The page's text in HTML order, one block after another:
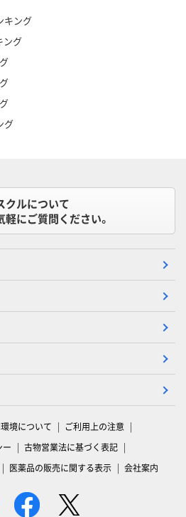
キング
ング
グ
クルについて
軽にご質問ください。
境について
ご利用上の注意
ー
古物営業法に基づく表記
医薬品の販売に関する表示 会社案内